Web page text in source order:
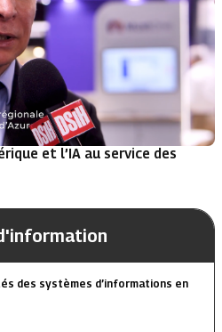
et l’IA au service des
des systèmes d’informations en